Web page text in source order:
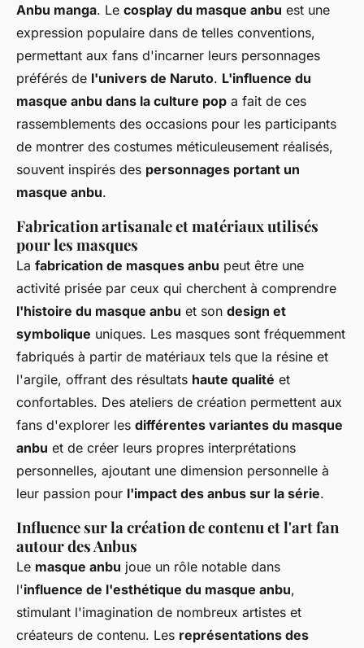
Anbu manga. Le cosplay du masque anbu est une
expression populaire dans de telles conventions,
permettant aux fans d'incarner leurs personnages
préférés de l'univers de Naruto. L'influence du
masque anbu dans la culture pop a fait de ces
rassemblements des occasions pour les participants
de montrer des costumes méticuleusement réalisés,
souvent inspirés des personnages portant un
masque anbu.
Fabrication artisanale et matériaux utilisés
pour les masques
La fabrication de masques anbu peut être une
activité prisée par ceux qui cherchent à comprendre
l'histoire du masque anbu et son design et
symbolique uniques. Les masques sont fréquemment
fabriqués à partir de matériaux tels que la résine et
l'argile, offrant des résultats haute qualité et
confortables. Des ateliers de création permettent aux
fans d'explorer les différentes variantes du masque
anbu et de créer leurs propres interprétations
personnelles, ajoutant une dimension personnelle à
leur passion pour l'impact des anbus sur la série.
Influence sur la création de contenu et l'art fan
autour des Anbus
Le masque anbu joue un rôle notable dans
l'influence de l'esthétique du masque anbu,
stimulant l'imagination de nombreux artistes et
créateurs de contenu. Les représentations des